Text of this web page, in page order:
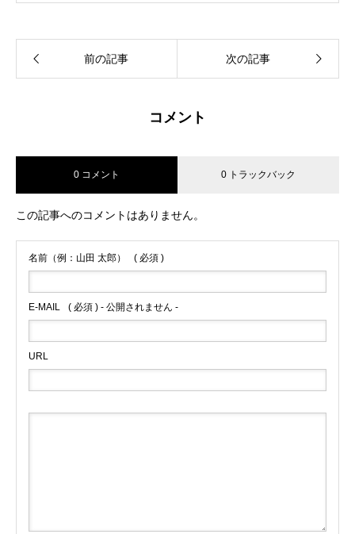
前の記事 次の記事
コメント
0 コメント 0 トラックバック
この記事へのコメントはありません。
名前（例：山田 太郎） ( 必須 )
E-MAIL ( 必須 ) - 公開されません -
URL